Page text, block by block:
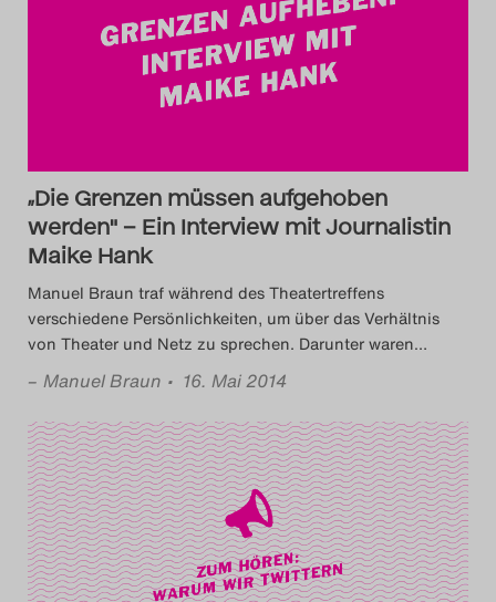
Impressum
Nutzungsbedingungen
„Die Grenzen müssen aufgehoben
werden" – Ein Interview mit Journalistin
Maike Hank
Manuel Braun traf während des Theatertreffens
verschiedene Persönlichkeiten, um über das Verhältnis
von Theater und Netz zu sprechen. Darunter waren…
– Manuel Braun • 16. Mai 2014